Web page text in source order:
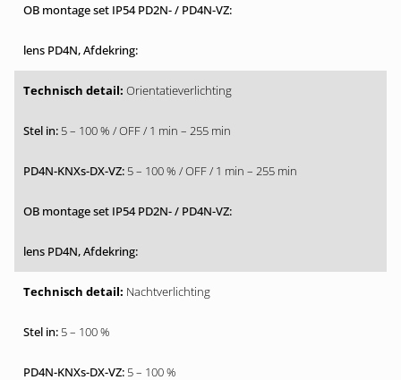
Orientatieverlichting
5 – 100 % / OFF / 1 min – 255 min
5 – 100 % / OFF / 1 min – 255 min
Nachtverlichting
5 – 100 %
5 – 100 %